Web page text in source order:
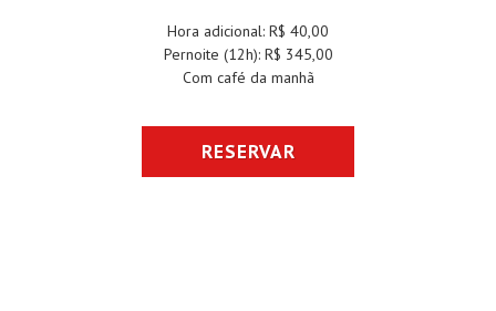
Hora adicional: R$ 40,00
Pernoite (12h): R$ 345,00
Com café da manhã
RESERVAR